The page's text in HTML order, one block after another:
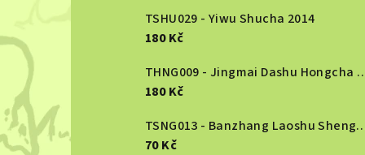
TSHU029 - Yiwu Shucha 2014
180 Kč
THNG009 -
180 Kč
TSNG013 - Banzhang
70 Kč